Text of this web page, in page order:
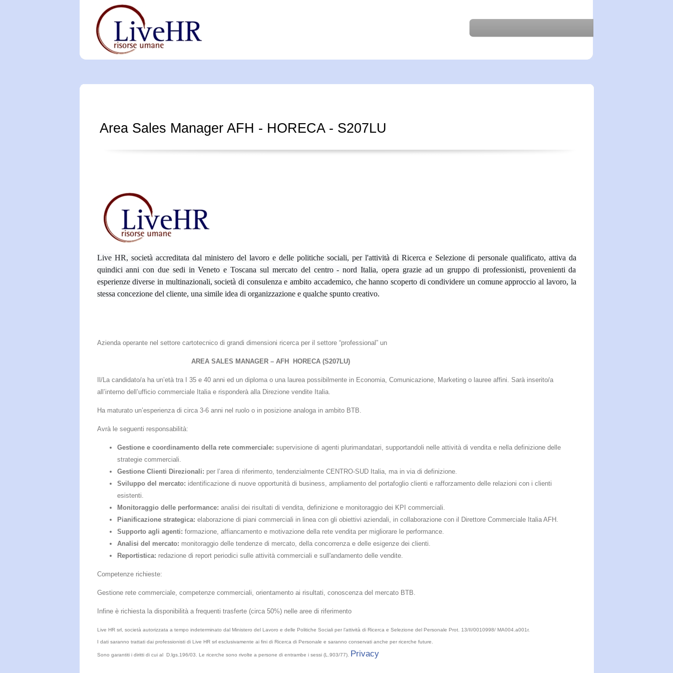
Area Sales Manager AFH - HORECA - S207LU
Live HR, società accreditata dal ministero del lavoro e delle politiche sociali, per l'attività di Ricerca e Selezione di personale qualificato, attiva da
quindici anni con due sedi in Veneto e Toscana sul mercato del centro - nord Italia, opera grazie ad un gruppo di professionisti, provenienti da
esperienze diverse in multinazionali, società di consulenza e ambito accademico, che hanno scoperto di condividere un comune approccio al lavoro, la
stessa concezione del cliente, una simile idea di organizzazione e qualche spunto creativo.
Azienda operante nel settore cartotecnico di grandi dimensioni ricerca per il settore “professional” un
AREA SALES MANAGER – AFH HORECA(S207LU)
Il/La candidato/a ha un’età tra I 35 e 40 anni ed un diploma o una laurea possibilmente in Economia, Comunicazione, Marketing o lauree affini. Sarà inserito/a
all’interno dell’ufficio commerciale Italia e risponderà alla Direzione vendite Italia.
Ha maturato un’esperienza di circa 3-6 anni nel ruolo o in posizione analoga in ambito BTB.
Avrà le seguenti responsabilità:
Gestione e coordinamento della rete commerciale: supervisione di agenti plurimandatari, supportandoli nelle attività di vendita e nella definizione delle
strategie commerciali.
Gestione Clienti Direzionali: per l’area di riferimento, tendenzialmente CENTRO-SUD Italia, ma in via di definizione.
Sviluppo del mercato: identificazione di nuove opportunità di business, ampliamento del portafoglio clienti e rafforzamento delle relazioni con i clienti
esistenti.
Monitoraggio delle performance: analisi dei risultati di vendita, definizione e monitoraggio dei KPI commerciali.
Pianificazione strategica: elaborazione di piani commerciali in linea con gli obiettivi aziendali, in collaborazione con il Direttore Commerciale Italia AFH.
Supporto agli agenti: formazione, affiancamento e motivazione della rete vendita per migliorare le performance.
Analisi del mercato: monitoraggio delle tendenze di mercato, della concorrenza e delle esigenze dei clienti.
Reportistica: redazione di report periodici sulle attività commerciali e sull'andamento delle vendite.
Competenze richieste:
Gestione rete commerciale, competenze commerciali, orientamento ai risultati, conoscenza del mercato BTB.
Infine è richiesta la disponibilità a frequenti trasferte (circa 50%) nelle aree di riferimento
Live HR srl, società autorizzata a tempo indeterminato dal Ministero del Lavoro e delle Politiche Sociali per l’attività di Ricerca e Selezione del Personale Prot. 13/II/0010998/ MA004.a001r.
I dati saranno trattati dai professionisti di Live HR srl esclusivamente ai fini di Ricerca di Personale e saranno conservati anche per ricerche future.
Sono garantiti i diritti di cui al D.lgs.196/03. Le ricerche sono rivolte a persone di entrambe i sessi (L.903/77). Privacy